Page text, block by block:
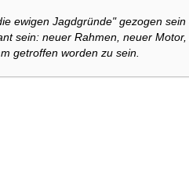
ewigen Jagdgründe" gezogen sein
sein: neuer Rahmen, neuer
getroffen worden zu sein.